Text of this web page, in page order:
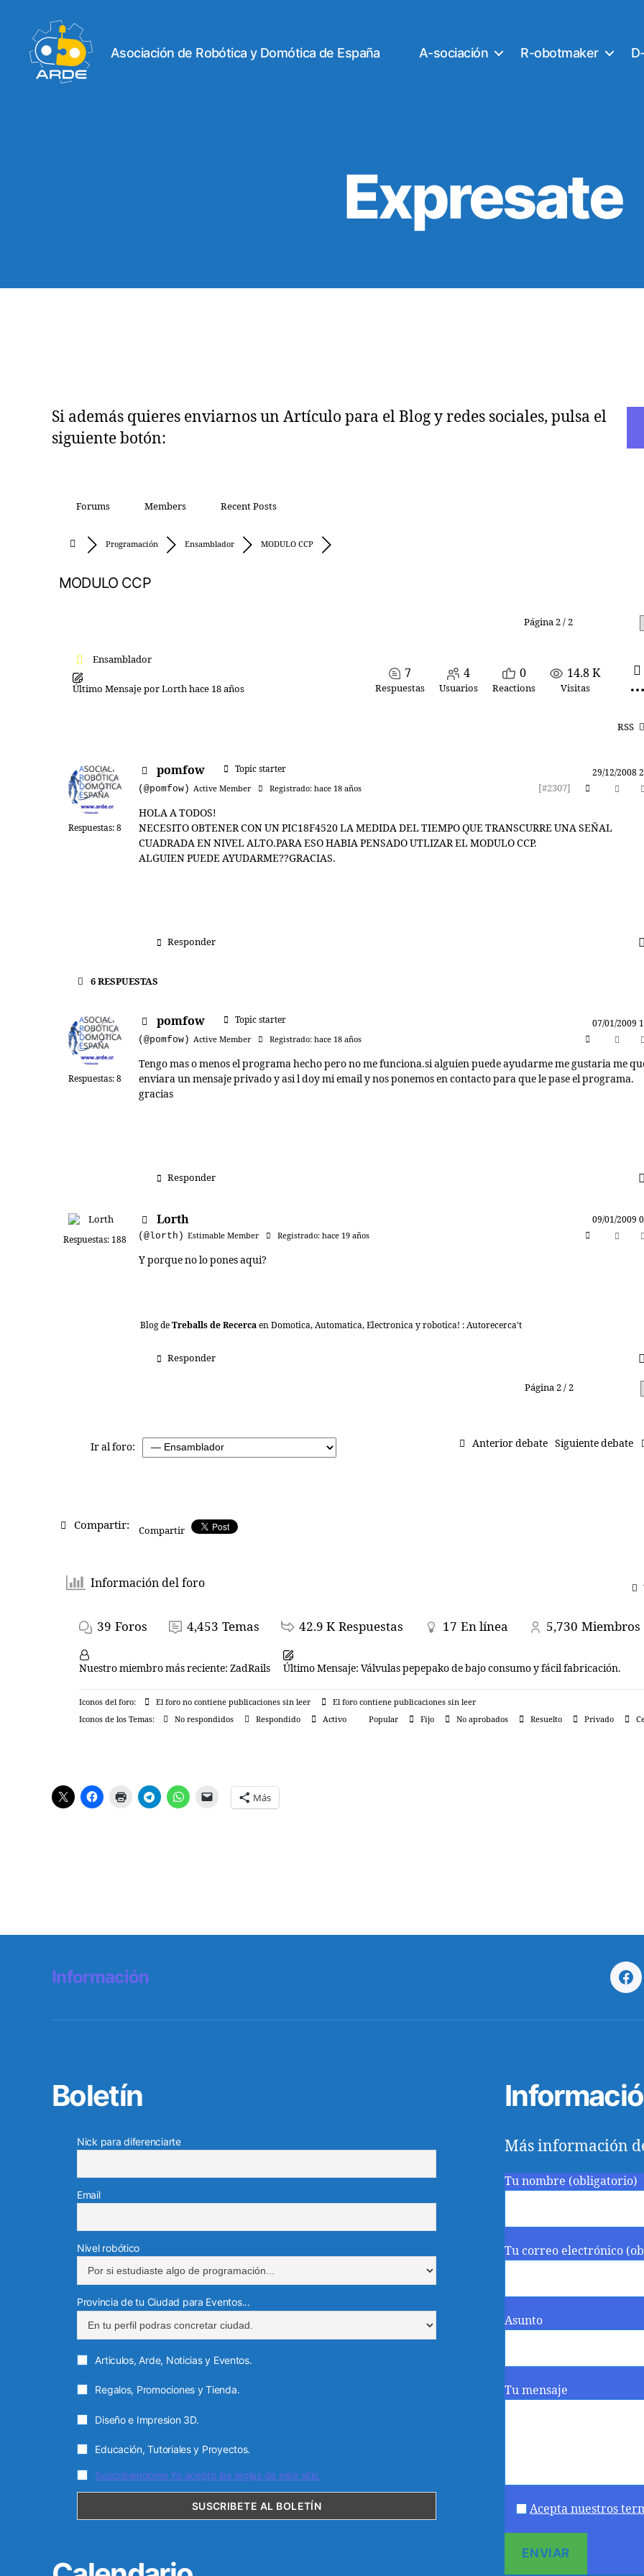
Asociación de Robótica y Domótica de España A-sociación R-obotmaker
Expresate
Si además quieres enviarnos un Artículo para el Blog y redes sociales, pulsa el
siguiente botón:
Forums Members Recent Posts
Programación Ensamblador MODULO CCP
MODULO CCP
Página 2 / 2
Ensamblador
Último MensajeporLorthhace 18 años
7
Respuestas
4
Usuarios
0
Reactions
14.8 K
Visitas
RSS
Respuestas: 8
pomfow Topic starter
29/12/2008
(@pomfow) Active Member Registrado: hace 18 años [#2307]
HOLA A TODOS!
NECESITO OBTENER CON UN PIC18F4520 LA MEDIDA DEL TIEMPO QUE TRANSCURRE UNA SEÑAL
CUADRADA EN NIVEL ALTO.PARA ESO HABIA PENSADO UTLIZAR EL MODULO CCP.
ALGUIEN PUEDE AYUDARME??GRACIAS.
Responder
6RESPUESTAS
Respuestas: 8
pomfow Topic starter
07/01/2009
(@pomfow) Active Member Registrado: hace 18 años
Tengo mas o menos el programa hecho pero no me funciona.si alguien puede ayudarme me gustaria me
enviara un mensaje privado y asi l doy mi email y nos ponemos en contacto para que le pase el programa.
gracias
Responder
Respuestas: 188
Lorth
09/01/2009
(@lorth) Estimable Member Registrado: hace 19 años
Y porque no lo pones aqui?
Blog de Treballs de Recerca en Domotica, Automatica, Electronica y robotica! : Autorecerca't
Responder
Página 2 / 2
Ir al foro: Anterior debate Siguiente debate
Compartir: Compartir
Información del foro
39 Foros 4,453 Temas 42.9 K Respuestas 17 En línea 5,730 Miembros
Nuestro miembro más reciente: ZadRails Último Mensaje: Válvulas pepepako de bajo consumo y fácil fabricación.
Iconos del foro: El foro no contiene publicaciones sin leer
El foro contiene publicaciones sin leer
Iconos de los Temas:
No respondidos Respondido Activo Popular Fijo No aprobados Resuelto Privado
Más
Información
Boletín
Nick para diferenciarte
Email
Nivel robótico
Provincia de tu Ciudad para Eventos...
Articulos, Arde, Noticias y Eventos.
Regalos, Promociones y Tienda.
Diseño e Impresion 3D.
Educación, Tutoriales y Proyectos.
Suscribiendome Yo acepto las reglas de este sitio.
Más información
Tu nombre (obligatorio)
Tu correo electrónico
Asunto
Tu mensaje
Acepta nuestros